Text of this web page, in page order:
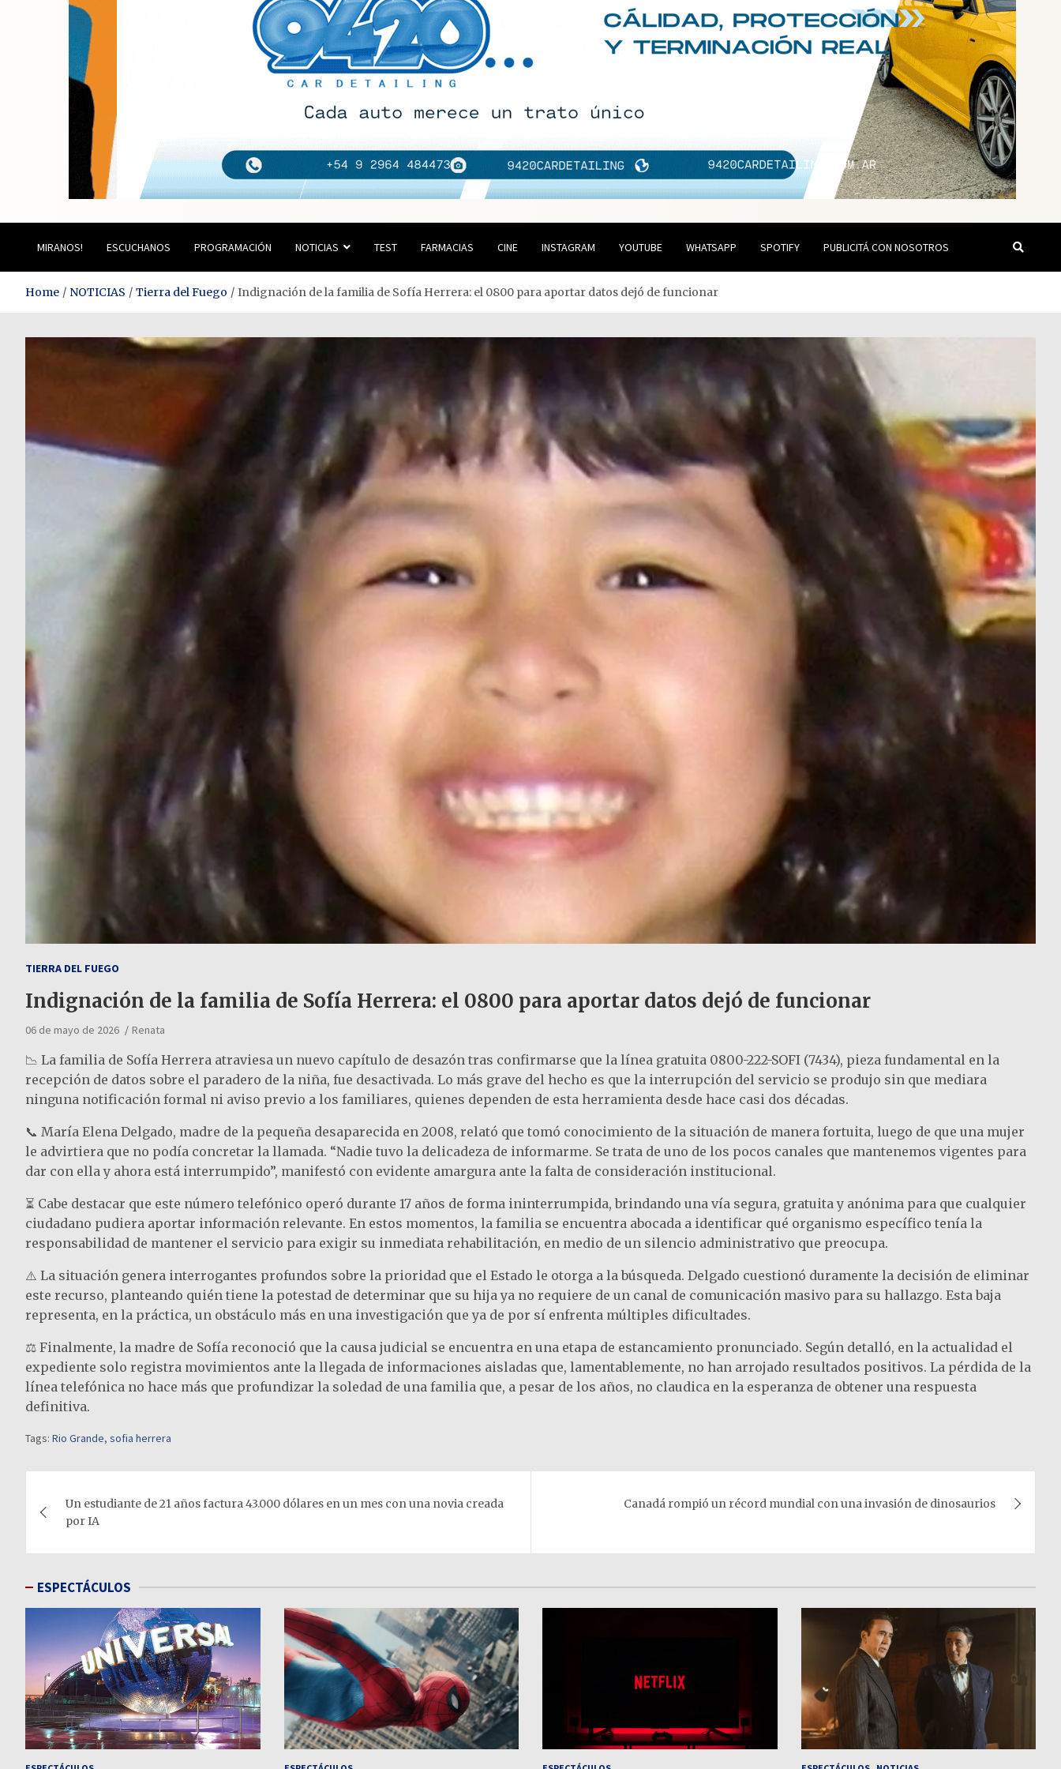
Estación del Siglo
MIRANOS! ESCUCHANOS PROGRAMACIÓN NOTICIAS TEST FARMACIAS CINE INSTAGRAM YOUTUBE WHATSAPP SPOTIFY PUBLICITÁ CON NOSOTROS
Home NOTICIAS Tierra del Fuego Indignación de la familia de Sofía Herrera: el 0800 para aportar datos dejó de funcionar
TIERRA DEL FUEGO
Indignación de la familia de Sofía Herrera: el 0800 para aportar datos dejó de funcionar
06 de mayo de 2026 Renata
📉 La familia de Sofía Herrera atraviesa un nuevo capítulo de desazón tras confirmarse que la línea gratuita 0800-222-SOFI (7434), pieza fundamental en la
recepción de datos sobre el paradero de la niña, fue desactivada. Lo más grave del hecho es que la interrupción del servicio se produjo sin que mediara
ninguna notificación formal ni aviso previo a los familiares, quienes dependen de esta herramienta desde hace casi dos décadas.
📞 María Elena Delgado, madre de la pequeña desaparecida en 2008, relató que tomó conocimiento de la situación de manera fortuita, luego de que una mujer
le advirtiera que no podía concretar la llamada. “Nadie tuvo la delicadeza de informarme. Se trata de uno de los pocos canales que mantenemos vigentes para
dar con ella y ahora está interrumpido”, manifestó con evidente amargura ante la falta de consideración institucional.
⏳ Cabe destacar que este número telefónico operó durante 17 años de forma ininterrumpida, brindando una vía segura, gratuita y anónima para que cualquier
ciudadano pudiera aportar información relevante. En estos momentos, la familia se encuentra abocada a identificar qué organismo específico tenía la
responsabilidad de mantener el servicio para exigir su inmediata rehabilitación, en medio de un silencio administrativo que preocupa.
⚠️ La situación genera interrogantes profundos sobre la prioridad que el Estado le otorga a la búsqueda. Delgado cuestionó duramente la decisión de eliminar
este recurso, planteando quién tiene la potestad de determinar que su hija ya no requiere de un canal de comunicación masivo para su hallazgo. Esta baja
representa, en la práctica, un obstáculo más en una investigación que ya de por sí enfrenta múltiples dificultades.
⚖️ Finalmente, la madre de Sofía reconoció que la causa judicial se encuentra en una etapa de estancamiento pronunciado. Según detalló, en la actualidad el
expediente solo registra movimientos ante la llegada de informaciones aisladas que, lamentablemente, no han arrojado resultados positivos. La pérdida de la
línea telefónica no hace más que profundizar la soledad de una familia que, a pesar de los años, no claudica en la esperanza de obtener una respuesta
definitiva.
Tags: Rio Grande, sofia herrera
de
entradas
Un estudiante de 21 años factura 43.000 dólares en un mes con una novia creada
por IA
Canadá rompió un récord mundial con una invasión de dinosaurios
ESPECTÁCULOS